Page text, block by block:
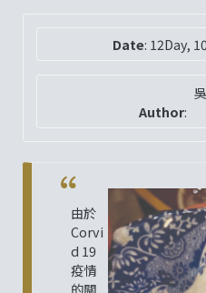
Date: 12Day,
Author:
由於
Corvi
d 19
疫情
的關